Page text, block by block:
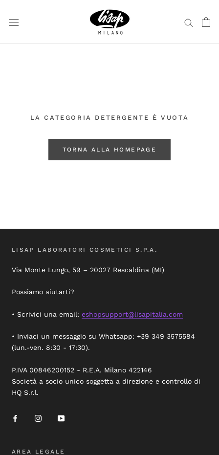
contenuto
LA CATEGORIA DETERGENTE È VUOTA
TORNA ALLA HOMEPAGE
LISAP LABORATORI COSMETICI S.P.A.
Via Monte Lungo, 59 – 20027 Rescaldina (MI)
Possiamo aiutarti?
• Scrivici una email: eshopsupport@lisapitalia.com
• Inviaci un messaggio su Whatsapp: +39 349 3575584
(lun.-ven. 8:30 - 17:30).
P.IVA 00846200152 - R.E.A. Milano 422146
Società a socio unico soggetta a direzione e controllo di
HQ S.r.l.
AREA LEGALE